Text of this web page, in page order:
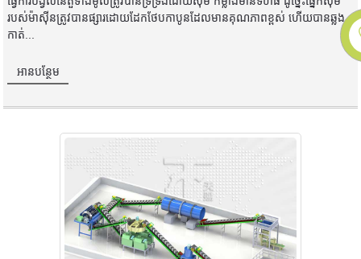
របស់ម៉ាស៊ីនត្រូវបានផ្សារដោយដែកថែបកាបូនដែលមានគុណភាពខ្ពស់ ហើយបានឆ្លង
កាត់...
អានបន្ថែម